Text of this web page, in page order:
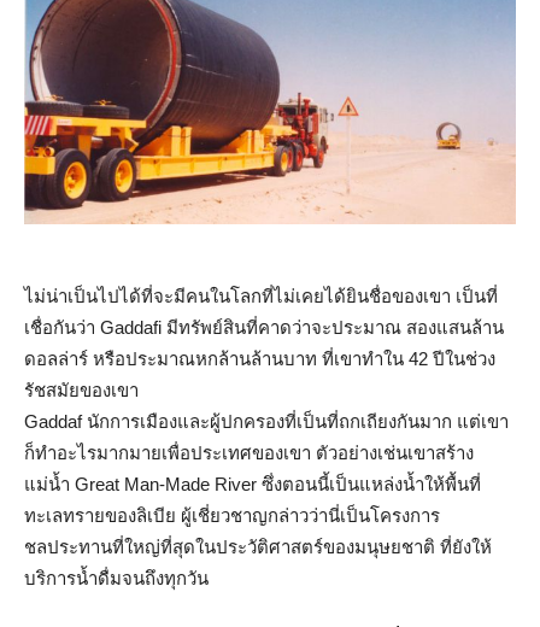
ไม่น่าเป็นไปได้ที่จะมีคนในโลกที่ไม่เคยได้ยินชื่อของเขา เป็นที่
เชื่อกันว่า Gaddafi มีทรัพย์สินที่คาดว่าจะประมาณ สองแสนล้าน
ดอลล่าร์ หรือประมาณหกล้านล้านบาท ที่เขาทำใน 42 ปีในช่วง
รัชสมัยของเขา
Gaddaf นักการเมืองและผู้ปกครองที่เป็นที่ถกเถียงกันมาก แต่เขา
ก็ทำอะไรมากมายเพื่อประเทศของเขา ตัวอย่างเช่นเขาสร้าง
แม่น้ำ Great Man-Made River ซึ่งตอนนี้เป็นแหล่งน้ำให้พื้นที่
ทะเลทรายของลิเบีย ผู้เชี่ยวชาญกล่าวว่านี่เป็นโครงการ
ชลประทานที่ใหญ่ที่สุดในประวัติศาสตร์ของมนุษยชาติ ที่ยังให้
บริการน้ำดื่มจนถึงทุกวัน